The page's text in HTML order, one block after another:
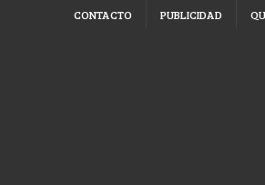
CONTACTO PUBLICIDAD